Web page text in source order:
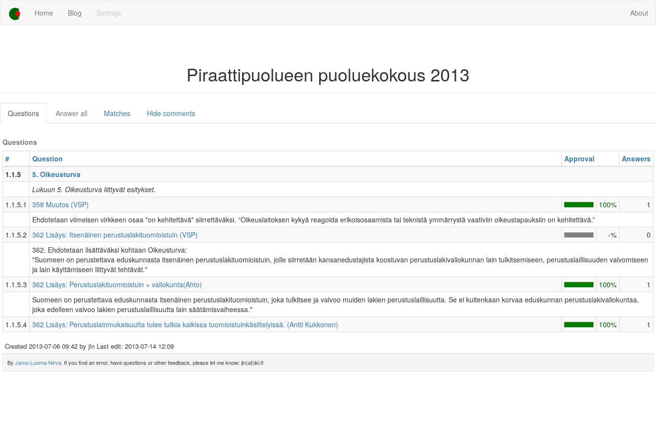
Home Blog Settings About
Piraattipuolueen puoluekokous 2013
Questions Answer all Matches Hide comments
Questions
#
Question Approval
Answers
1.1.5
5. Oikeusturva
Lukuun 5. Oikeusturva liittyvät esitykset.
1.1.5.1
358 Muutos (VSP) 100%
1
Ehdotetaan viimeisen virkkeen osaa "on kehitettävä" siirrettäväksi. “Oikeuslaitoksen kykyä reagoida erikoisosaamista tai teknistä ymmärrystä vaativiin oikeustapauksiin on kehitettävä.”
1.1.5.2 362 Lisäys: Itsenäinen perustuslakituomioistuin (VSP) -%
0
362. Ehdotetaan lisättäväksi kohtaan Oikeusturva:
"Suomeen on perustettava eduskunnasta itsenäinen perustuslakituomioistuin, jolle siirretään kansanedustajista koostuvan perustuslakivaliokunnan lain tulkitsemiseen, perustuslaillisuuden valvomiseen
ja lain käyttämiseen liittyvät tehtävät."
1.1.5.3 362 Lisäys: Perustuslakituomioistuin + valiokunta(Ahto) 100%
1
Suomeen on perustettava eduskunnasta itsenäinen perustuslakituomioistuin, joka tulkitsee ja valvoo muiden lakien perustuslaillisuutta. Se ei kuitenkaan korvaa eduskunnan perustuslakivaliokuntaa,
joka edelleen valvoo lakien perustuslaillisuutta lain säätämisvaiheessa."
1.1.5.4 362 Lisäys: Perustuslainmukaisuutta tulee tutkia kaikissa tuomioistuinkäsittelyissä. (Antti Kukkonen) 100% 1
Created 2013-07-06 09:42 by jln Last edit: 2013-07-14 12:09
By Jarno Luoma-Nirva. If you find an error, have questions or other feedback, please let me know: jln(at)iki.fi